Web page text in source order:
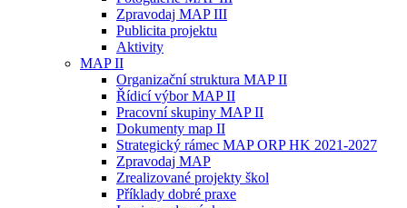
Zpravodaj MAP III
Publicita projektu
Aktivity
MAP II
Organizační struktura MAP II
Řídicí výbor MAP II
Pracovní skupiny MAP II
Dokumenty map II
Strategický rámec MAP ORP HK 2021-2027
Zpravodaj MAP
Zrealizované projekty škol
Příklady dobré praxe